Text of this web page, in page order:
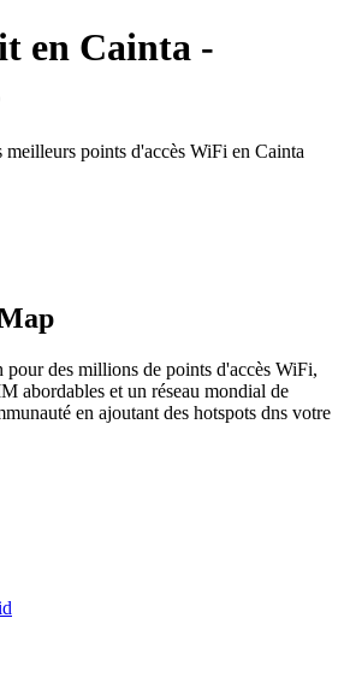
en Cainta -
meilleurs points d'accès WiFi en Cainta
des millions de points d'accès WiFi,
abordables et un réseau mondial de
en ajoutant des hotspots dns votre